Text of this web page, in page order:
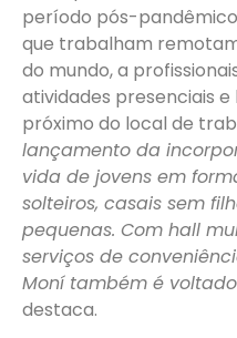
período pós-
que trabalham
do mundo, a
atividades presenciais
próximo do local de
lançamento da
vida de jovens em
solteiros, casais sem
pequenas. Com hall
serviços de
Moní também é
destaca.